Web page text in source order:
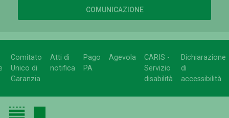
COMUNICAZIONE
Comitato
Unico di
Garanzia
Atti di
notifica
Pago
PA
Agevola
CARIS -
Servizio
disabilità
Dichiarazione
di
accessibilità